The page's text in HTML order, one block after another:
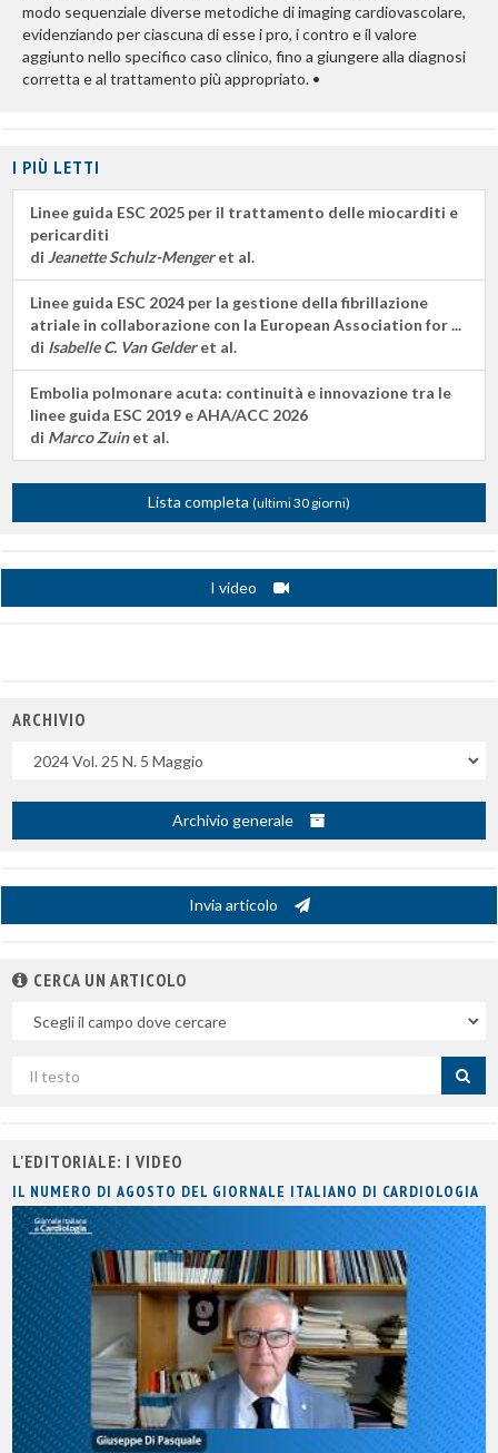
modo sequenziale diverse metodiche di imaging cardiovascolare,
evidenziando per ciascuna di esse i pro, i contro e il valore
aggiunto nello specifico caso clinico, fino a giungere alla diagnosi
corretta e al trattamento più appropriato. •
I PIÙ LETTI
Linee guida ESC 2025 per il trattamento delle miocarditi e
pericarditi
di Jeanette Schulz-Mengeret al.
Linee guida ESC 2024 per la gestione della fibrillazione
atriale in collaborazione con la European Association for ...
di Isabelle C. Van Gelderet al.
Embolia polmonare acuta: continuità e innovazione tra le
linee guida ESC 2019 e AHA/ACC 2026
di Marco Zuinet al.
Lista completa (ultimi 30 giorni)
I video
ARCHIVIO
Archivio generale
Invia articolo
CERCA UN ARTICOLO
campo
per
L'EDITORIALE: I VIDEO
IL NUMERO DI AGOSTO DEL GIORNALE ITALIANO DI CARDIOLOGIA